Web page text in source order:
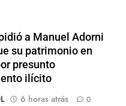
a Manuel Adorni
su patrimonio en
presunto
ilícito
6 horas atrás 0